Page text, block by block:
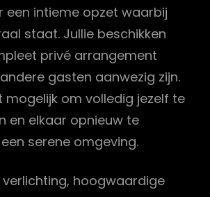
een intieme opzet waarbij
staat. Jullie beschikken
privé arrangement
gasten aanwezig zijn.
mogelijk om volledig jezelf te
en elkaar opnieuw te
serene omgeving.
verlichting, hoogwaardige